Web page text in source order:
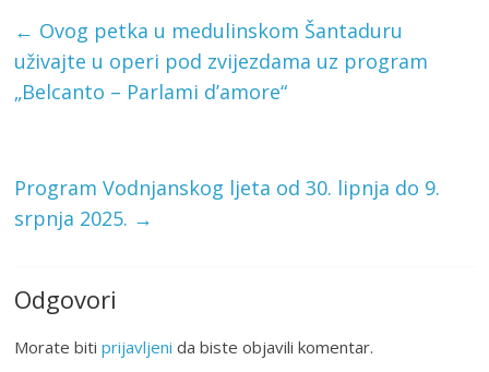
← Ovog petka u medulinskom Šantaduru
uživajte u operi pod zvijezdama uz program
„Belcanto – Parlami d’amore“
Program Vodnjanskog ljeta od 30. lipnja do 9.
srpnja 2025. →
Odgovori
Morate bitiprijavljeni da biste objavili komentar.